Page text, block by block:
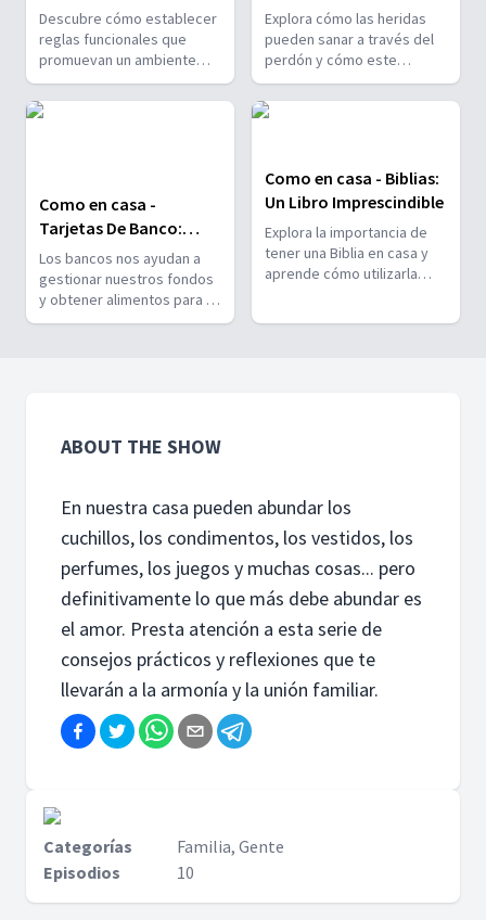
Descubre cómo establecer
reglas funcionales que
promuevan un ambiente
armonioso y disciplinado en
tu hogar, asegurando que
todos los miembros de la
Sanan
Explora cómo las heridas
pueden sanar a través del
perdón y cómo este
proceso fortalece las
relaciones y la gratitud en
el hogar.
Como en casa -
Tarjetas De Banco:
Comida Para El Alma
Los bancos nos ayudan a
gestionar nuestros fondos
y obtener alimentos para el
cuerpo, pero el alma
esa “comida” esencial para
Como en casa - Biblias:
Un Libro Imprescindible
Explora la importancia de
tener una Biblia en casa y
aprende cómo utilizarla
ABOUT THE SHOW
En nuestra casa pueden abundar los
cuchillos, los condimentos, los vestidos, los
perfumes, los juegos y muchas cosas... pero
definitivamente lo que más debe abundar es
el amor. Presta atención a esta serie de
consejos prácticos y reflexiones que te
llevarán a la armonía y la unión familiar.
Categorías
Familia, Gente
Episodios
10